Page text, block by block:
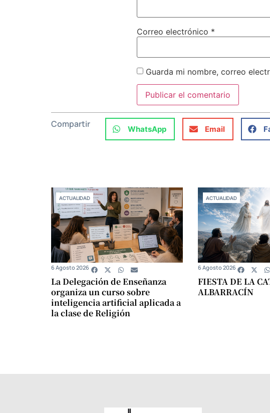
Correo electrónico *
Guarda mi nombre, correo
Compartir WhatsApp Email
ACTUALIDAD
La Delegación de Enseñanza
organiza un curso sobre
inteligencia artificial aplicada a
la clase de Religión
6 Agosto 2026
ACTUALIDAD
FIESTA DE LA
ALBARRACÍN
6 Agosto 2026